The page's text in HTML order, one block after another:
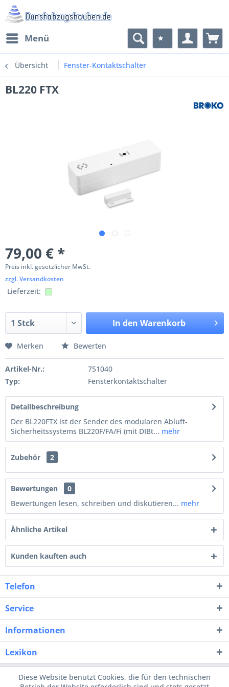
Menü
Übersicht Fenster-Kontaktschalter
BL220 FTX
79,00 € *
Preis inkl. gesetzlicher MwSt.
zzgl. Versandkosten
Lieferzeit:
In den Warenkorb
Merken Bewerten
Artikel-Nr.:
751040
Typ:
Fensterkontaktschalter
Detailbeschreibung
Der BL220FTX ist der Sender des modularen Abluft-
Sicherheitssystems BL220F/FA/Fi (mit DIBt... mehr
Zubehör 2
Bewertungen
0
Bewertungen lesen, schreiben und diskutieren... mehr
Ähnliche Artikel
Kunden kauften auch
Telefon
Service
Informationen
Lexikon
Diese Website benutzt Cookies, die für den technischen